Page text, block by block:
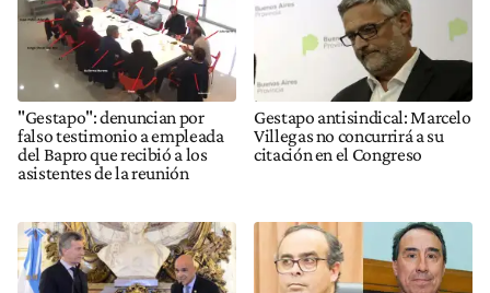
"Gestapo": denuncian por
falso testimonio a empleada
del Bapro que recibió a los
asistentes de la reunión
Gestapo antisindical: Marcelo
Villegas no concurrirá a su
citación en el Congreso